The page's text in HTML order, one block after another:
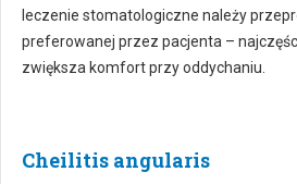
leczenie stomatologiczne należy
preferowanej przez pacjenta –
zwiększa komfort przy oddychaniu.
Cheilitis angularis